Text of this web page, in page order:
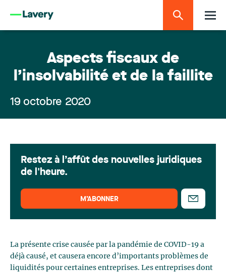
Aspects fiscaux de
l’insolvabilité et de la faillite
19 octobre 2020
La présente crise causée par la pandémie de COVID-19 a
déjà causé, et causera encore d’importants problèmes de
liquidités pour certaines entreprises. Les entreprises dont
Restez à l’affût des nouvelles juridiques
de l'heure.
M’ABONNER